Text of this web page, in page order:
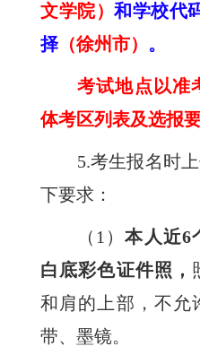
文学院）和学校代
择 （徐州市） 。
考试地点以准
体考区列表及选报
5.考生报名时
下要求：
（ 1）本人近6
白底彩色证件照，
和肩的上部，不允
带、墨镜。